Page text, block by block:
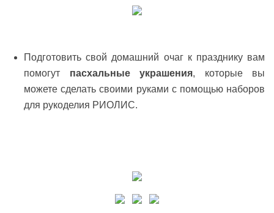
Подготовить свой домашний очаг к празднику вам
помогут пасхальные украшения, которые вы
можете сделать своими руками с помощью наборов
для рукоделия РИОЛИС.